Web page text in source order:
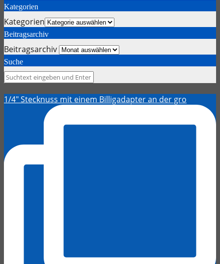
Kategorien
Kategorien
Beitragsarchiv
Beitragsarchiv
Suche
1/4" Stecknuss mit einem Billigadapter an der gro